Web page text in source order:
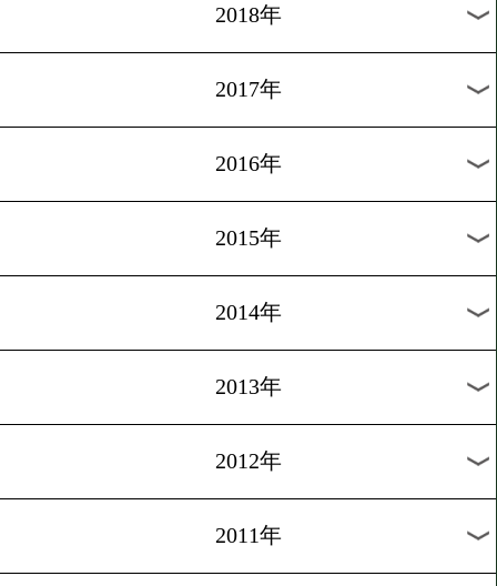
2025年
2024年
2022年
2021年
2020年